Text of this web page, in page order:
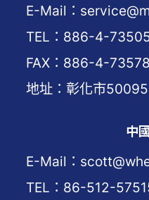
E-Mail：
TEL：886-4-
FAX：886-4-
地址：彰化市
中
E-Mail：
TEL：86-512-